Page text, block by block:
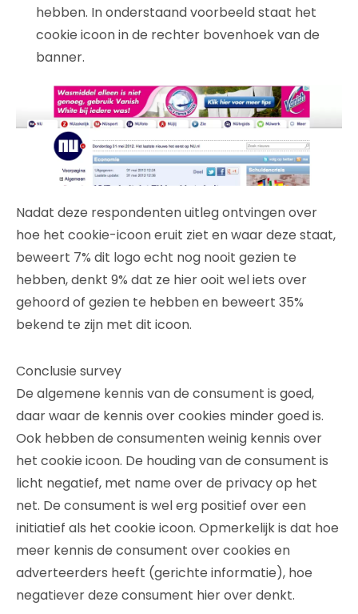
hebben. In onderstaand voorbeeld staat het
cookie icoon in de rechter bovenhoek van de
banner.
Nadat deze respondenten uitleg ontvingen over
hoe het cookie-icoon eruit ziet en waar deze staat,
beweert 7% dit logo echt nog nooit gezien te
hebben, denkt 9% dat ze hier ooit wel iets over
gehoord of gezien te hebben en beweert 35%
bekend te zijn met dit icoon.
Conclusie survey
De algemene kennis van de consument is goed,
daar waar de kennis over cookies minder goed is.
Ook hebben de consumenten weinig kennis over
het cookie icoon. De houding van de consument is
licht negatief, met name over de privacy op het
net. De consument is wel erg positief over een
initiatief als het cookie icoon. Opmerkelijk is dat hoe
meer kennis de consument over cookies en
adverteerders heeft (gerichte informatie), hoe
negatiever deze consument hier over denkt.